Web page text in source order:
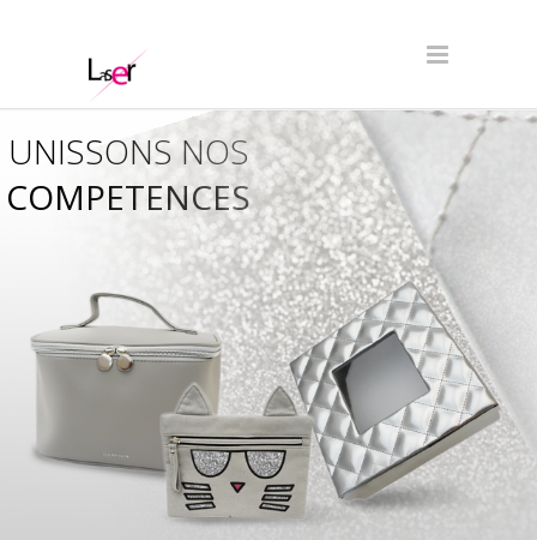
COMPETENCES
UNISSONS NOS